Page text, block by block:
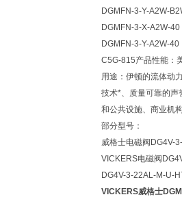
DGMFN-3-Y-A2W-
DGMFN-3-X-A2W-40
DGMFN-3-Y-A2W-40
C5G-815产品性能：
用途：伊顿的流体动
技术*、质量可靠的声
和公共设施、商业机
部分型号：
威格士电磁阀
VICKERS电磁阀
DG4V-3-22AL-M-U-
VICKERS威格士